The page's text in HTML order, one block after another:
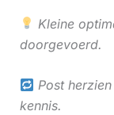
Kleine
doorgevoerd.
Post
kennis.